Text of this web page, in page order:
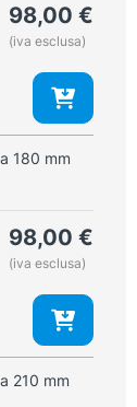
98,00 €
(iva esclusa)
180 mm
98,00 €
(iva esclusa)
210 mm